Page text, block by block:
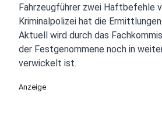
Fahrzeugführer zwei Haftbefehle
Kriminalpolizei hat die
Aktuell wird durch das
der Festgenommene noch in
verwickelt ist.
Anzeige